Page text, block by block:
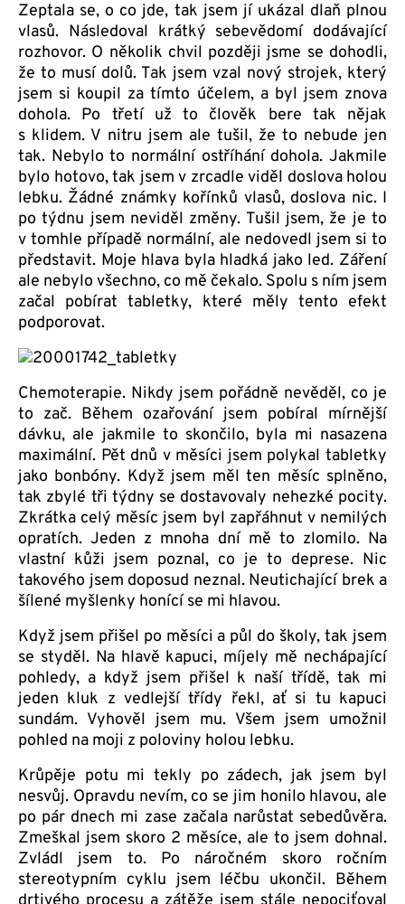
Zeptala se, o co jde, tak jsem jí ukázal dlaň plnou
vlasů. Následoval krátký sebevědomí dodávající
rozhovor. O několik chvil později jsme se dohodli,
že to musí dolů. Tak jsem vzal nový strojek, který
jsem si koupil za tímto účelem, a byl jsem znova
dohola. Po třetí už to člověk bere tak nějak
s klidem. V nitru jsem ale tušil, že to nebude jen
tak. Nebylo to normální ostříhání dohola. Jakmile
bylo hotovo, tak jsem v zrcadle viděl doslova holou
lebku. Žádné známky kořínků vlasů, doslova nic. I
po týdnu jsem neviděl změny. Tušil jsem, že je to
v tomhle případě normální, ale nedovedl jsem si to
představit. Moje hlava byla hladká jako led. Záření
ale nebylo všechno, co mě čekalo. Spolu s ním jsem
začal pobírat tabletky, které měly tento efekt
podporovat.
Chemoterapie. Nikdy jsem pořádně nevěděl, co je
to zač. Během ozařování jsem pobíral mírnější
dávku, ale jakmile to skončilo, byla mi nasazena
maximální. Pět dnů v měsíci jsem polykal tabletky
jako bonbóny. Když jsem měl ten měsíc splněno,
tak zbylé tři týdny se dostavovaly nehezké pocity.
Zkrátka celý měsíc jsem byl zapřáhnut v nemilých
opratích. Jeden z mnoha dní mě to zlomilo. Na
vlastní kůži jsem poznal, co je to deprese. Nic
takového jsem doposud neznal. Neutichající brek a
šílené myšlenky honící se mi hlavou.
Když jsem přišel po měsíci a půl do školy, tak jsem
se styděl. Na hlavě kapuci, míjely mě nechápající
pohledy, a když jsem přišel k naší třídě, tak mi
jeden kluk z vedlejší třídy řekl, ať si tu kapuci
sundám. Vyhověl jsem mu. Všem jsem umožnil
pohled na moji z poloviny holou lebku.
Krůpěje potu mi tekly po zádech, jak jsem byl
nesvůj. Opravdu nevím, co se jim honilo hlavou, ale
po pár dnech mi zase začala narůstat sebedůvěra.
Zmeškal jsem skoro 2 měsíce, ale to jsem dohnal.
Zvládl jsem to. Po náročném skoro ročním
stereotypním cyklu jsem léčbu ukončil. Během